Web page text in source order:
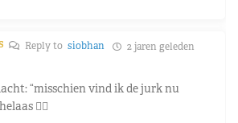
Reply to siobhan 2 jaren geleden
“misschien vind ik de jurk nu
🤷‍♀️